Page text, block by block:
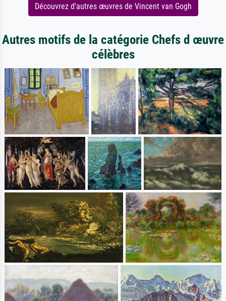
Découvrez d'autres œuvres de Vincent van Gogh
Autres motifs de la catégorie Chefs d œuvre
célèbres